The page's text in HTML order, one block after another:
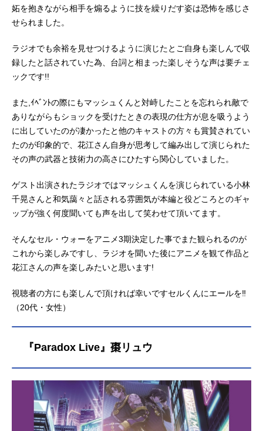
妬を抱きながら相手を煽るように技を繰りだす姿は恐怖を感じさ
せられました。
ラジオでも余裕を見せつけるように演じたとご自身も楽しんで収
録したと話されていた為、台詞と相まった楽しそうな声は要チェ
ックです!!
また,ｲﾍﾞﾝﾄの際にもマッシュくんと対峙したことを忘れられ敵で
ありながらもショックを受けたときの表現の仕方が息を吸うよう
に出していたのが凄かったと他のキャストの方々も賞賛されてい
たのが印象的で、花江さん自身が思考して編み出して演じられた
その声の武器と技術力の高さにひたすら関心していました。
ゲスト出演されたラジオではマッシュくんを演じられている小林
千晃さんと和気藹々と話される雰囲気が本編と役どころとのギャ
ップが強く何度聞いても声を出して笑わせて頂いてます。
そんなセル・ウォーをアニメ3期決定した事でまた観られるのが
これから楽しみですし、ラジオを聞いた後にアニメを観て作品と
花江さんの声を楽しみたいと思います!
視聴者の方にも楽しんで頂ければ幸いですセルくんにエールを‼
（20代・女性）
『Paradox Live』棗リュウ